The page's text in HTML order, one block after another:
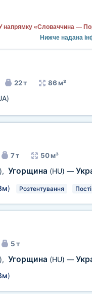
напрямку «Словаччина —
Нижче надана
22 т 86 м³
7 т 50 м³
, Угорщина (HU) —
) Розтентування
5 т
, Угорщина (HU) —
)